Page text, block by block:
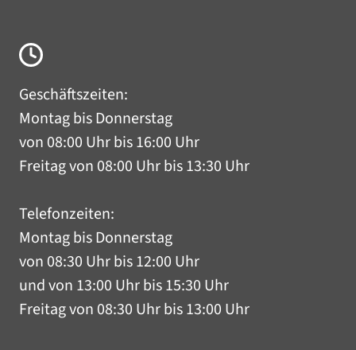
Geschäftszeiten:
Montag bis Donnerstag
von 08:00 Uhr bis 16:00 Uhr
Freitag von 08:00 Uhr bis 13:30 Uhr
Telefonzeiten:
Montag bis Donnerstag
von 08:30 Uhr bis 12:00 Uhr
und von 13:00 Uhr bis 15:30 Uhr
Freitag von 08:30 Uhr bis 13:00 Uhr